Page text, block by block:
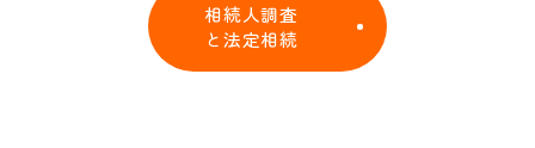
相続人調査
と法定相続